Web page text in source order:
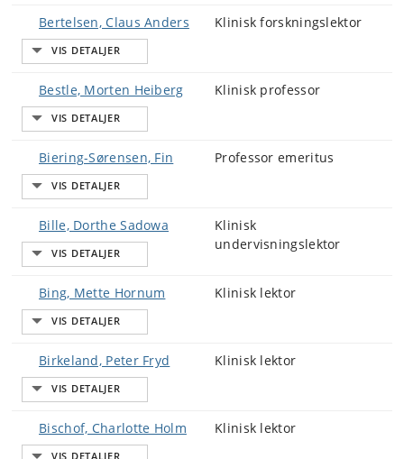
Bertelsen, Claus Anders Klinisk forskningslektor
Bestle, Morten Heiberg Klinisk professor
Biering-Sørensen, Fin Professor emeritus
Bille, Dorthe Sadowa
Klinisk
undervisningslektor
Bing, Mette Hornum Klinisk lektor
Birkeland, Peter Fryd Klinisk lektor
Bischof, Charlotte Holm Klinisk lektor